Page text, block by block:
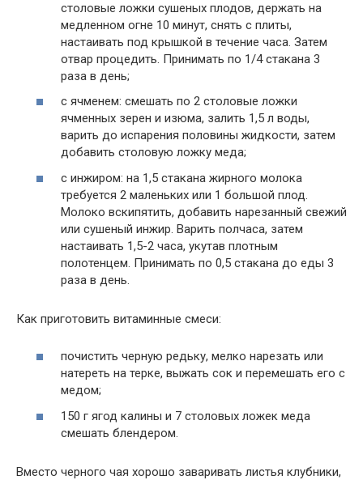
столовые ложки сушеных плодов, держать на
медленном огне 10 минут, снять с плиты,
настаивать под крышкой в течение часа. Затем
отвар процедить. Принимать по 1/4 стакана 3
раза в день;
с ячменем: смешать по 2 столовые ложки
ячменных зерен и изюма, залить 1,5 л воды,
варить до испарения половины жидкости, затем
добавить столовую ложку меда;
с инжиром: на 1,5 стакана жирного молока
требуется 2 маленьких или 1 большой плод.
Молоко вскипятить, добавить нарезанный свежий
или сушеный инжир. Варить полчаса, затем
настаивать 1,5-2 часа, укутав плотным
полотенцем. Принимать по 0,5 стакана до еды 3
раза в день.
Как приготовить витаминные смеси:
почистить черную редьку, мелко нарезать или
натереть на терке, выжать сок и перемешать его с
медом;
150 г ягод калины и 7 столовых ложек меда
смешать блендером.
Вместо черного чая хорошо заваривать листья клубники,